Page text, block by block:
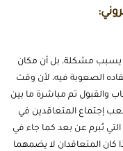
يسبب مشكلة، بل أن مكان
الصعوبة فيه، لأن وقت
والقبول تم مباشرة ما بين
إجتماع المتعاقدين في
التي تُبرم عن بعد كما جاء في
كان المتعاقدان لا يضمهما